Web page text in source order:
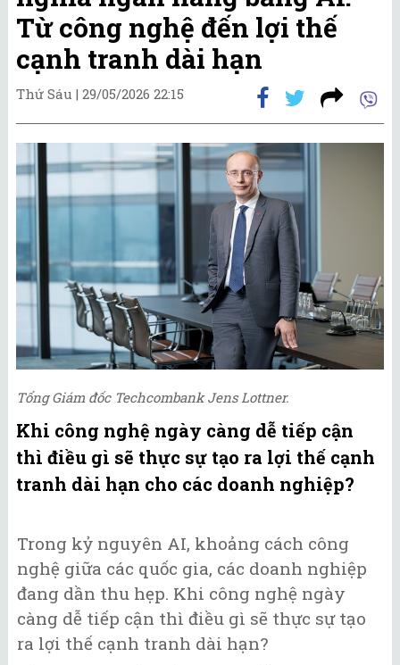
Từ công nghệ đến lợi thế
cạnh tranh dài hạn
Thứ Sáu | 29/05/2026 22:15
Tổng Giám đốc Techcombank Jens Lottner.
Khi công nghệ ngày càng dễ tiếp cận
thì điều gì sẽ thực sự tạo ra lợi thế cạnh
tranh dài hạn cho các doanh nghiệp?
Trong kỷ nguyên AI, khoảng cách công
nghệ giữa các quốc gia, các doanh nghiệp
đang dần thu hẹp. Khi công nghệ ngày
càng dễ tiếp cận thì điều gì sẽ thực sự tạo
ra lợi thế cạnh tranh dài hạn?